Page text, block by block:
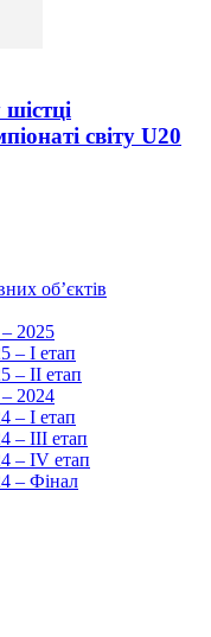
світу U20
об’єктів
2025
– I етап
– II етап
2024
– I етап
– III етап
– IV етап
– Фінал